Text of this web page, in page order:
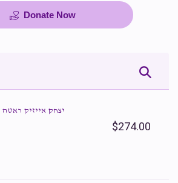
Donate Now
יצחק אייזיק ראטה
$274.00